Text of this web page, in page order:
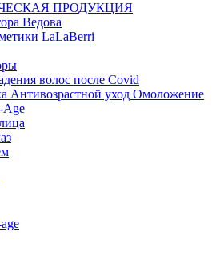
ПРОДУКЦИЯ
Ведова
LaLaBerri
волос после Covid
Антивозрастной уход Омоложение